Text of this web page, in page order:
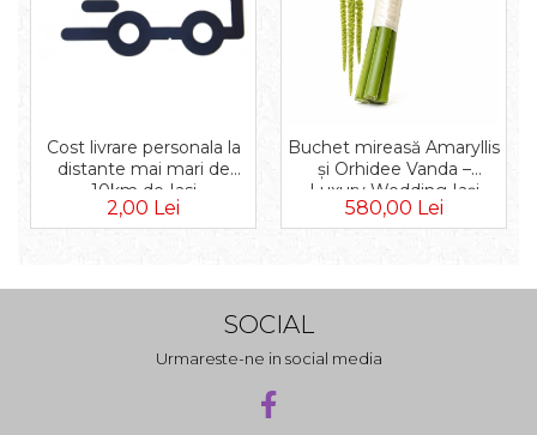
Cost livrare personala la
distante mai mari de
10km de Iasi
2,00 Lei
Buchet mireasă Amaryllis
și Orhidee Vanda –
Luxury Wedding Iași
580,00 Lei
SOCIAL
Urmareste-ne in social media